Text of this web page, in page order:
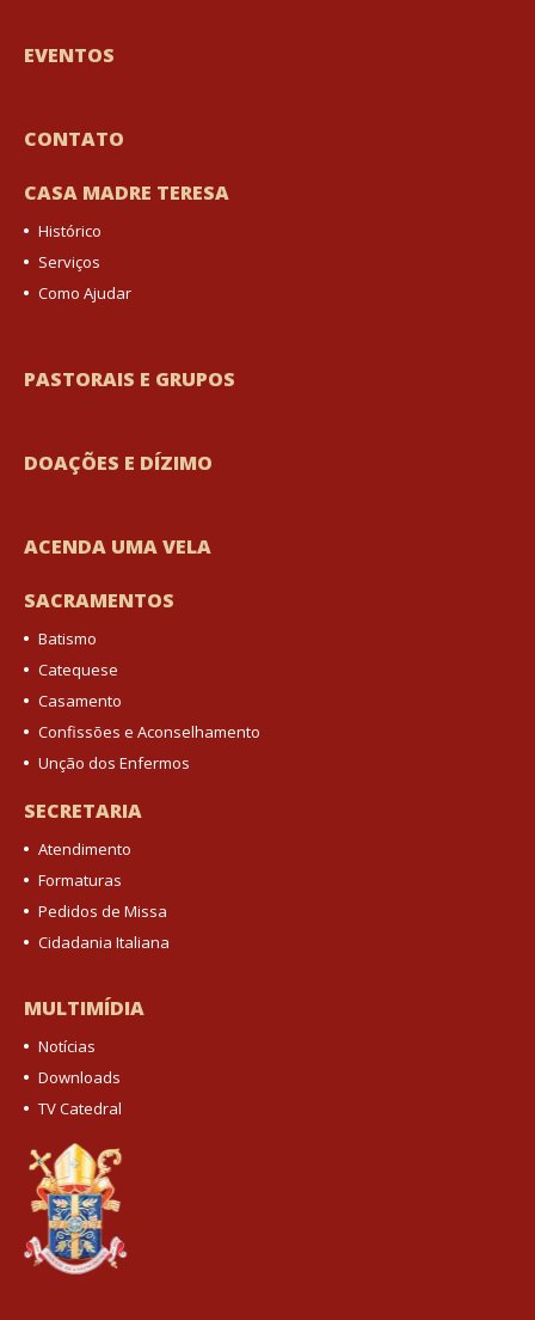
EVENTOS
CONTATO
CASA MADRE TERESA
Histórico
Serviços
Como Ajudar
PASTORAIS E GRUPOS
DOAÇÕES E DÍZIMO
ACENDA UMA VELA
SACRAMENTOS
Batismo
Catequese
Casamento
Confissões e Aconselhamento
Unção dos Enfermos
SECRETARIA
Atendimento
Formaturas
Pedidos de Missa
Cidadania Italiana
MULTIMÍDIA
Notícias
Downloads
TV Catedral